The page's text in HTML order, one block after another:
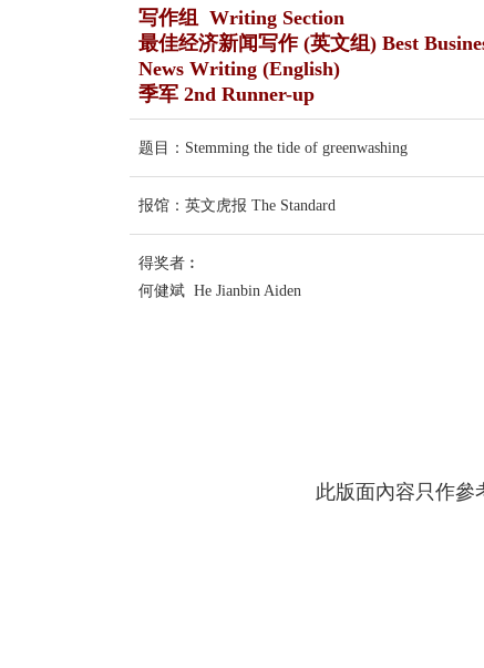
写作组 Writing Section
最佳经济新闻写作 (英文组) Best
News Writing (English)
季军 2nd Runner-up
题目：Stemming the tide of greenwashing
报馆：英文虎报 The Standard
得奖者︰
何健斌 He Jianbin Aiden
此版面內容只作參